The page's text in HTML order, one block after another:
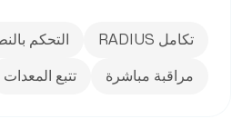
تكامل RADIUS التحكم
مراقبة مباشرة تتبع المعدات